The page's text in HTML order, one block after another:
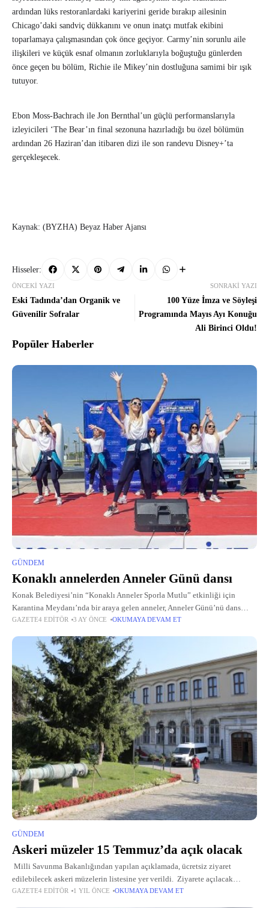
ardından lüks restoranlardaki kariyerini geride bırakıp ailesinin
Chicago’daki sandviç dükkanını ve onun inatçı mutfak ekibini
toparlamaya çalışmasından çok önce geçiyor. Carmy’nin sorunlu aile
ilişkileri ve küçük esnaf olmanın zorluklarıyla boğuştuğu günlerden
önce geçen bu bölüm, Richie ile Mikey’nin dostluğuna samimi bir ışık
tutuyor.
Ebon Moss-Bachrach ile Jon Bernthal’un güçlü performanslarıyla
izleyicileri ‘The Bear’ın final sezonuna hazırladığı bu özel bölümün
ardından 26 Haziran’dan itibaren dizi ile son randevu Disney+’ta
gerçekleşecek.
Kaynak: (BYZHA) Beyaz Haber Ajansı
Hisseler:
ÖNCEKI YAZI
Eski Tadında’dan Organik ve
Güvenilir Sofralar
SONRAKI YAZI
100 Yüze İmza ve Söyleşi
Programında Mayıs Ayı Konuğu
Ali Birinci Oldu!
Popüler Haberler
GÜNDEM
Konaklı annelerden Anneler Günü dansı
Konak Belediyesi’nin “Konaklı Anneler Sporla Mutlu” etkinliği için
Karantina Meydanı’nda bir araya gelen anneler, Anneler Günü’nü dans
ederek kutladı.
GAZETE4 EDITÖR 3 AY ÖNCE OKUMAYA DEVAM ET
GÜNDEM
Askeri müzeler 15 Temmuz’da açık olacak
Milli Savunma Bakanlığından yapılan açıklamada, ücretsiz ziyaret
edilebilecek askeri müzelerin listesine yer verildi. Ziyarete açılacak
müzeler şöyle: "İstanbul Harbiye Askeri Müze ve Kültür Sitesi, İstanbul
GAZETE4 EDITÖR 1 YIL ÖNCE OKUMAYA DEVAM ET